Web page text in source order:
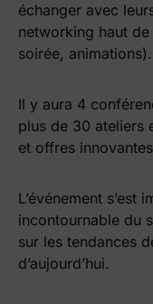
échanger avec
networking haut
soirée, animations).
Il y aura 4
plus de 30 ateliers
et offres
L’événement
incontournable du
sur les tendances
d’aujourd’hui.